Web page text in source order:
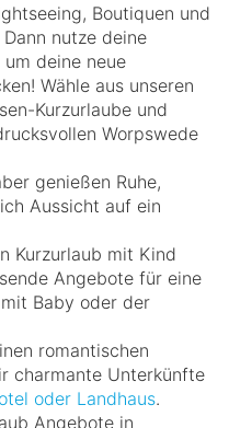
Boutiquen und
nutze deine
um deine neue
Wähle aus unseren
Kurzurlaube und
Worpswede
genießen Ruhe,
Aussicht auf ein
Kurzurlaub mit Kind
Angebote für eine
Baby oder der
romantischen
charmante Unterkünfte
oder Landhaus.
Angebote in